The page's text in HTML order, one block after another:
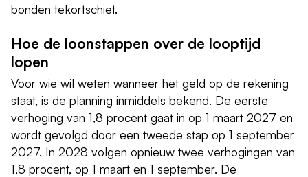
bonden tekortschiet.
Hoe de loonstappen over de looptijd
lopen
Voor wie wil weten wanneer het geld op de rekening
staat, is de planning inmiddels bekend. De eerste
verhoging van 1,8 procent gaat in op 1 maart 2027 en
wordt gevolgd door een tweede stap op 1 september
2027. In 2028 volgen opnieuw twee verhogingen van
1,8 procent, op 1 maart en 1 september. De